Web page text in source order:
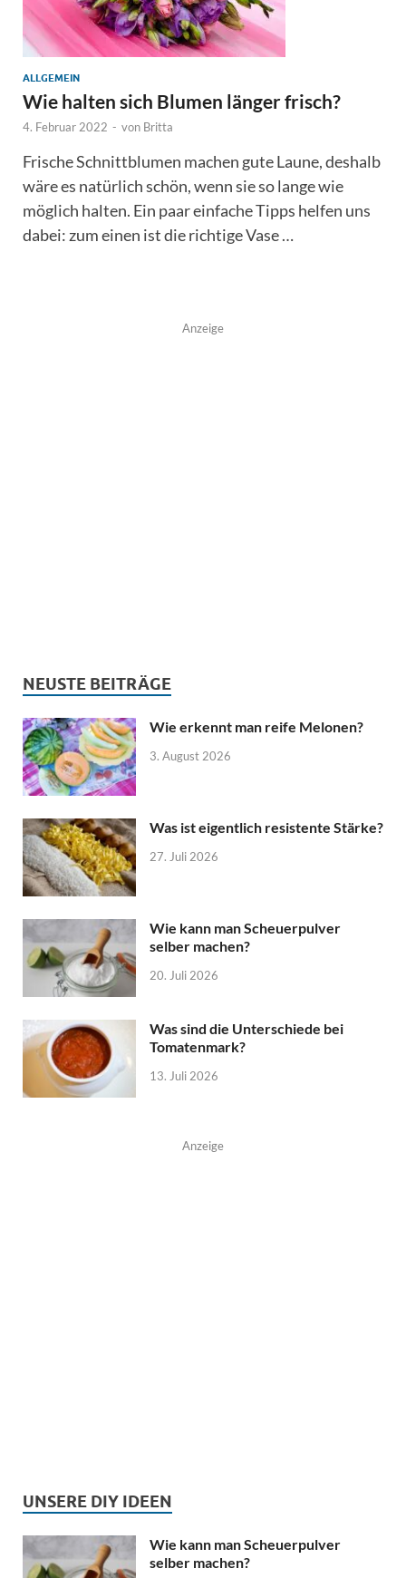
ALLGEMEIN
Wie halten sich Blumen länger frisch?
4. Februar 2022 - von Britta
Frische Schnittblumen machen gute Laune, deshalb
wäre es natürlich schön, wenn sie so lange wie
möglich halten. Ein paar einfache Tipps helfen uns
dabei: zum einen ist die richtige Vase …
Anzeige
NEUSTE BEITRÄGE
Wie erkennt man reife Melonen?
3. August 2026
Was ist eigentlich resistente Stärke?
27. Juli 2026
Wie kann man Scheuerpulver
selber machen?
20. Juli 2026
Was sind die Unterschiede bei
Tomatenmark?
13. Juli 2026
Anzeige
UNSERE DIY IDEEN
Wie kann man Scheuerpulver
selber machen?